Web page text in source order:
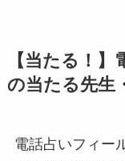
【当たる！
の当たる先生
電話占いフィー